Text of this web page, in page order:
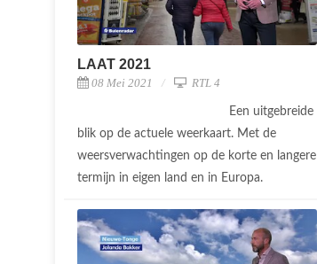
LAAT 2021
08 Mei 2021 RTL 4
Een uitgebreide
blik op de actuele weerkaart. Met de
weersverwachtingen op de korte en langere
termijn in eigen land en in Europa.